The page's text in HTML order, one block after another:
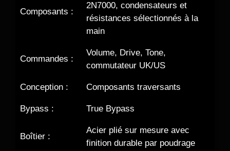
Composants :
2N7000, condensateurs et
résistances sélectionnés à la
main
Commandes :
Volume, Drive, Tone,
commutateur UK/US
Conception : Composants traversants
Bypass : True Bypass
Boîtier :
Acier plié sur mesure avec
finition durable par poudrage